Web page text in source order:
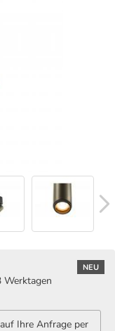
NEU
Ihre Anfrage per